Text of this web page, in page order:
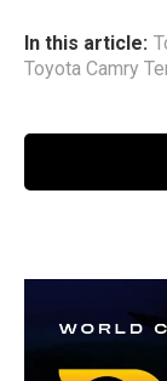
In this article:
Toyota Camry